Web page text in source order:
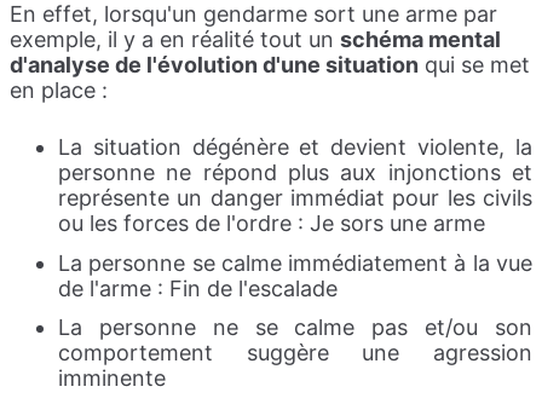
En effet, lorsqu'un gendarme sort une arme par
exemple, il y a en réalité tout un schéma mental
d'analyse de l'évolution d'une situation qui se met
en place :
La situation dégénère et devient violente, la
personne ne répond plus aux injonctions et
représente un danger immédiat pour les civils
ou les forces de l'ordre : Je sors une arme
La personne se calme immédiatement à la vue
de l'arme : Fin de l'escalade
La personne ne se calme pas et/ou son
comportement suggère une agression
imminente